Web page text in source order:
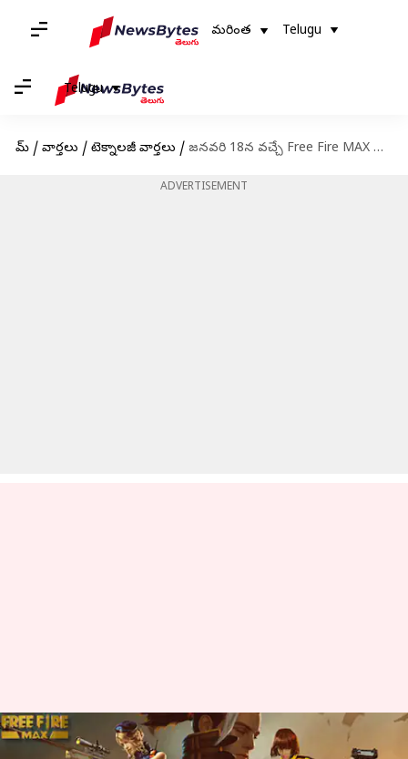
మరింత Telugu
Telugu
హోమ్ / వార్తలు / టెక్నాలజీ వార్తలు / జనవరి 18న వచ్చే Free Fire MAX కోడ్స్ రీడీమ్ విధానం
ADVERTISEMENT
జనవరి 18న వచ్చే Free Fire MAX